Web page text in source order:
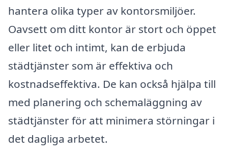
hantera olika typer av kontorsmiljöer.
Oavsett om ditt kontor är stort och öppet
eller litet och intimt, kan de erbjuda
städtjänster som är effektiva och
kostnadseffektiva. De kan också hjälpa till
med planering och schemaläggning av
städtjänster för att minimera störningar i
det dagliga arbetet.